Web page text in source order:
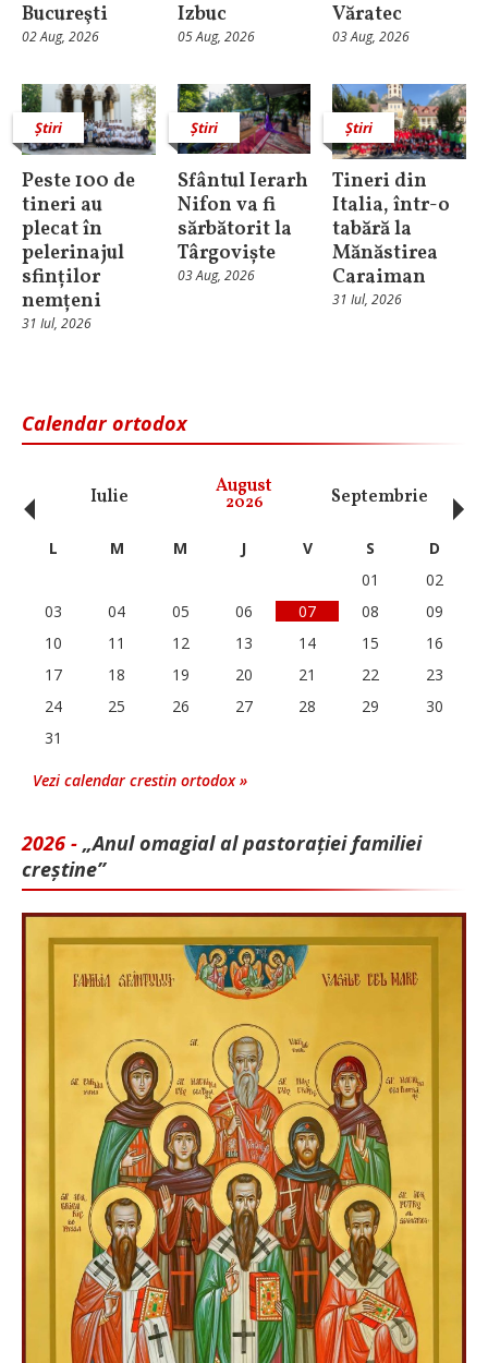
Bucureşti
02 Aug, 2026
Izbuc
05 Aug, 2026
Văratec
03 Aug, 2026
Știri
Peste 100 de
tineri au
plecat în
pelerinajul
sfinților
nemțeni
31 Iul, 2026
Știri
Sfântul Ierarh
Nifon va fi
sărbătorit la
Târgoviște
03 Aug, 2026
Știri
Tineri din
Italia, într-o
tabără la
Mănăstirea
Caraiman
31 Iul, 2026
Calendar ortodox
Iulie August
2026 Septembrie
‹ L M M J V S
D
01
02
03
04 05 06 07 08
09
10
11 12 13 14 15
16
17
18 19 20 21 22
23
24
25 26 27 28 29
30
31
Vezi calendar crestin ortodox »
2026 - „Anul omagial al pastorației familiei
creștine”